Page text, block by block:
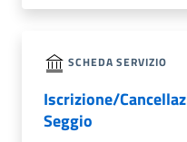
SCHEDA SERVIZIO
Iscrizione/
Seggio